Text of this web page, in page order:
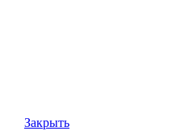
Закрыть